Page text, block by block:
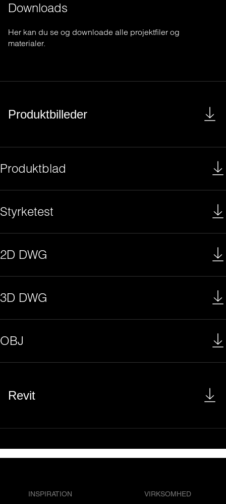
Downloads
Her kan du se og downloade alle projektfiler og
materialer.
Produktbilleder
Produktblad
Styrketest
2D DWG
3D DWG
OBJ
Revit
INSPIRATION
VIRKSOMHED